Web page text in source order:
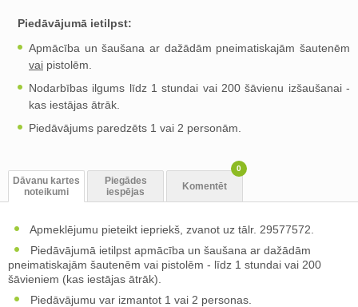
Piedāvājumā ietilpst:
Apmācība un šaušana ar dažādām pneimatiskajām šautenēm
vai pistolēm.
Nodarbības ilgums līdz 1 stundai vai 200 šāvienu izšaušanai -
kas iestājas ātrāk.
Piedāvājums paredzēts 1 vai 2 personām.
Dāvanu kartes
noteikumi
Piegādes
iespējas
Komentēt
0
Apmeklējumu pieteikt iepriekš, zvanot uz tālr. 29577572.
Piedāvājumā ietilpst apmācība un šaušana ar dažādām
pneimatiskajām šautenēm vai pistolēm - līdz 1 stundai vai 200
šāvieniem (kas iestājas ātrāk).
Piedāvājumu var izmantot 1 vai 2 personas.